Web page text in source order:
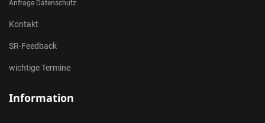
Anfrage Datenschutz
Kontakt
SR-Feedback
wichtige Termine
Information